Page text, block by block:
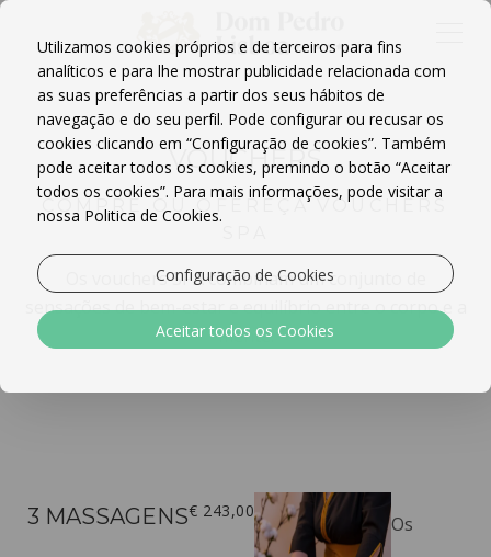
VOUCHERS
COMPRE OU OFEREÇA VOUCHERS
Os vouchers SPA combinam um conjunto de
sensações de bem-estar e equilíbrio entre o corpo e a
mente.
3 MASSAGENS€ 243,00
Os
Utilizamos cookies próprios e de terceiros para fins
analíticos e para lhe mostrar publicidade relacionada com
as suas preferências a partir dos seus hábitos de
navegação e do seu perfil. Pode configurar ou recusar os
cookies clicando em “Configuração de cookies”. Também
pode aceitar todos os cookies, premindo o botão “Aceitar
todos os cookies”. Para mais informações, pode visitar a
nossa Politica de Cookies.
Configuração de Cookies
Aceitar todos os Cookies